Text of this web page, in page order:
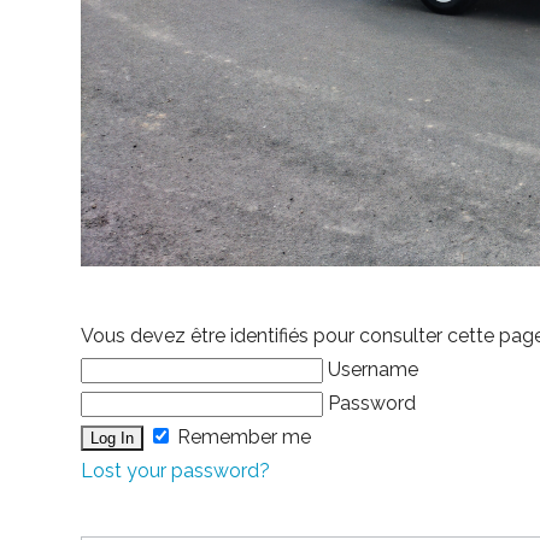
Vous devez être identifiés pour consulter cette
Username
Password
Remember me
Lost your password?